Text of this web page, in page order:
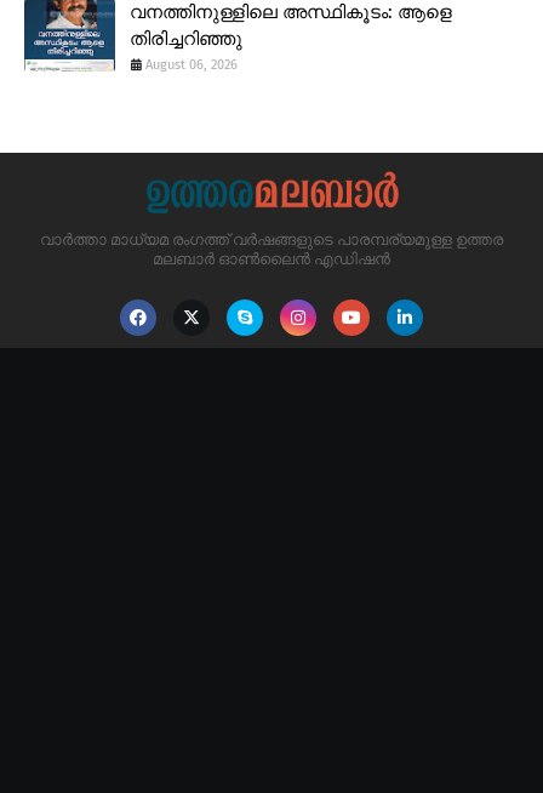
വനത്തിനുള്ളിലെ അസ്ഥികൂടം: ആളെ
തിരിച്ചറിഞ്ഞു
August 06, 2026
വാർത്താ മാധ്യമ രംഗത്ത് വർഷങ്ങളുടെ പാരമ്പര്യമുള്ള ഉത്തര
മലബാർ ഓൺലൈൻ എഡിഷൻ